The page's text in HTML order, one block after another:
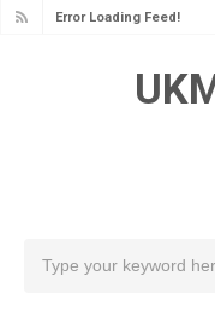
Error Loading Feed!